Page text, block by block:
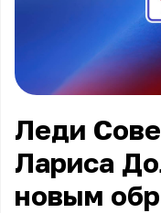
Леди
Лариса
новым